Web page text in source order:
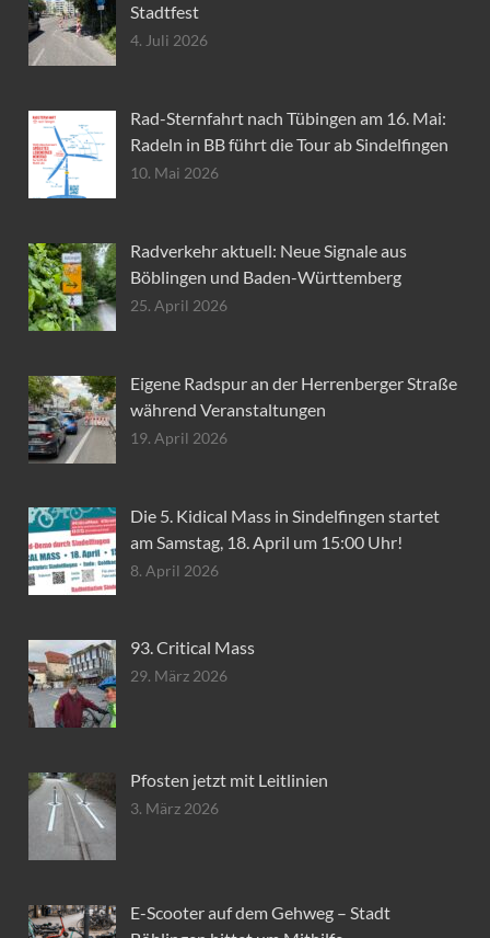
Stadtfest
4. Juli 2026
Rad-Sternfahrt nach Tübingen am 16. Mai:
Radeln in BB führt die Tour ab Sindelfingen
10. Mai 2026
Radverkehr aktuell: Neue Signale aus
Böblingen und Baden-Württemberg
25. April 2026
Eigene Radspur an der Herrenberger Straße
während Veranstaltungen
19. April 2026
Die 5. Kidical Mass in Sindelfingen startet
am Samstag, 18. April um 15:00 Uhr!
8. April 2026
93. Critical Mass
29. März 2026
Pfosten jetzt mit Leitlinien
3. März 2026
E-Scooter auf dem Gehweg – Stadt